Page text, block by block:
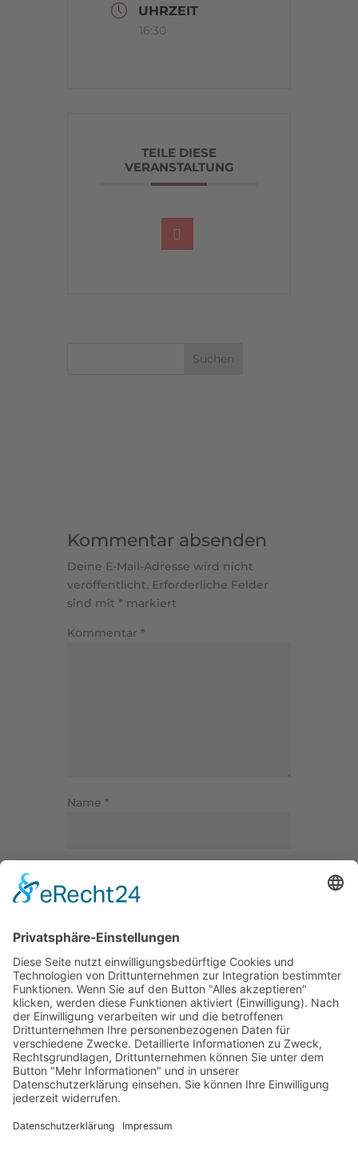
UHRZEIT
16:30
TEILE DIESE
VERANSTALTUNG
Suchen
Kommentar absenden
Deine E-Mail-Adresse wird nicht
veröffentlicht. Erforderliche Felder
sind mit * markiert
Kommentar *
Name *
Website
Name, E-Mail-Adresse und Website
in diesem Browser für meinen
nächsten Kommentar speichern.